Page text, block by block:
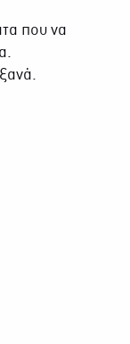
που να